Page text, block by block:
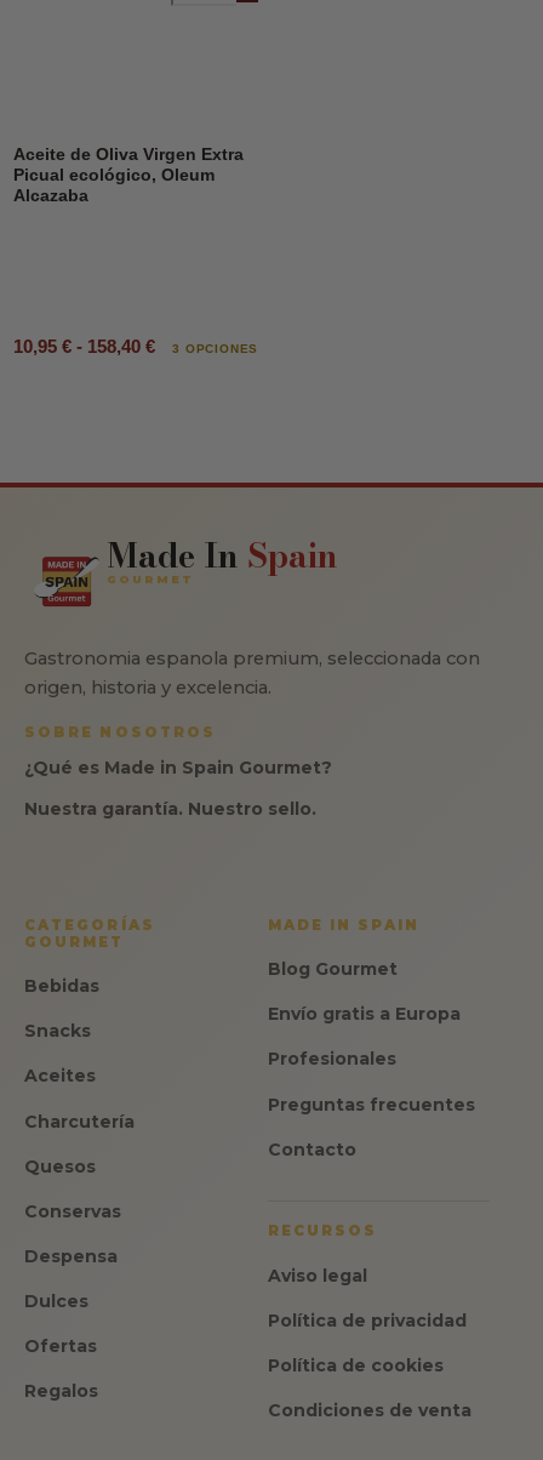
Aceite de Oliva Virgen Extra
Picual ecológico, Oleum
Alcazaba
10,95 € - 158,40 € 3 OPCIONES
Made In Spain
GOURMET
Gastronomia espanola premium, seleccionada con
origen, historia y excelencia.
SOBRE NOSOTROS
¿Qué es Made in Spain Gourmet?
Nuestra garantía. Nuestro sello.
CATEGORÍAS
GOURMET
Bebidas
Snacks
Aceites
Charcutería
Quesos
Conservas
Despensa
Dulces
Ofertas
Regalos
MADE IN SPAIN
Blog Gourmet
Envío gratis a Europa
Profesionales
Preguntas frecuentes
Contacto
RECURSOS
Aviso legal
Política de privacidad
Política de cookies
Condiciones de venta